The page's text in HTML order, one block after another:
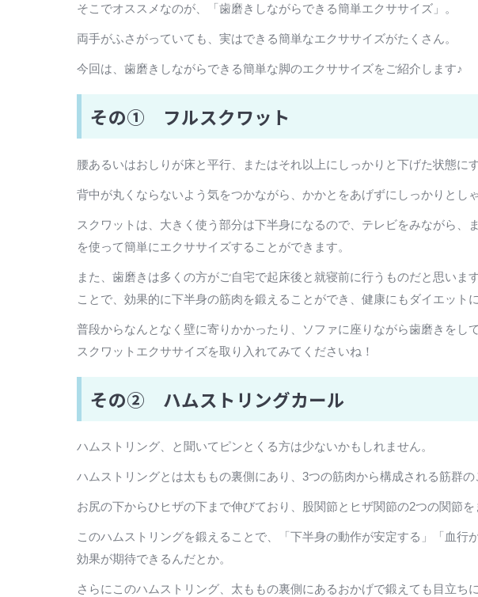
そこでオススメなのが、「歯磨きしながらできる簡単エクササイズ」。
両手がふさがっていても、実はできる簡単なエクササイズがたくさん。
今回は、歯磨きしながらできる簡単な脚のエクササイズをご紹介します♪
その① フルスクワット
腰あるいはおしりが床と平行、またはそれ以上にしっかりと下げた状態に
背中が丸くならないよう気をつかながら、かかとをあげずにしっかりとし
スクワットは、大きく使う部分は下半身になるので、テレビをみながら、
を使って簡単にエクササイズすることができます。
また、歯磨きは多くの方がご自宅で起床後と就寝前に行うものだと思いま
ことで、効果的に下半身の筋肉を鍛えることができ、健康にもダイエット
普段からなんとなく壁に寄りかかったり、ソファに座りながら歯磨きをし
スクワットエクササイズを取り入れてみてくださいね！
その② ハムストリングカール
ハムストリング、と聞いてピンとくる方は少ないかもしれません。
ハムストリングとは太ももの裏側にあり、3つの筋肉から構成される筋群の
お尻の下からひヒザの下まで伸びており、股関節とヒザ関節の2つの関節を
このハムストリングを鍛えることで、「下半身の動作が安定する」「血行
効果が期待できるんだとか。
さらにこのハムストリング、太ももの裏側にあるおかげで鍛えても目立ち